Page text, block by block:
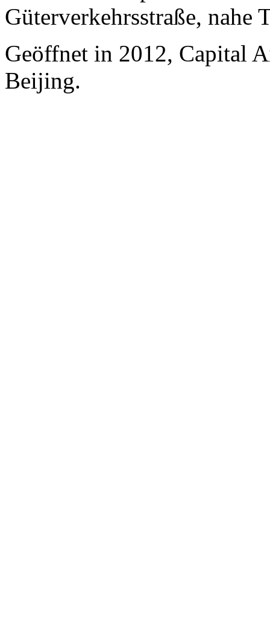
Güterverkehrsstraße, nahe
Geöffnet in 2012, Capital
Beijing.